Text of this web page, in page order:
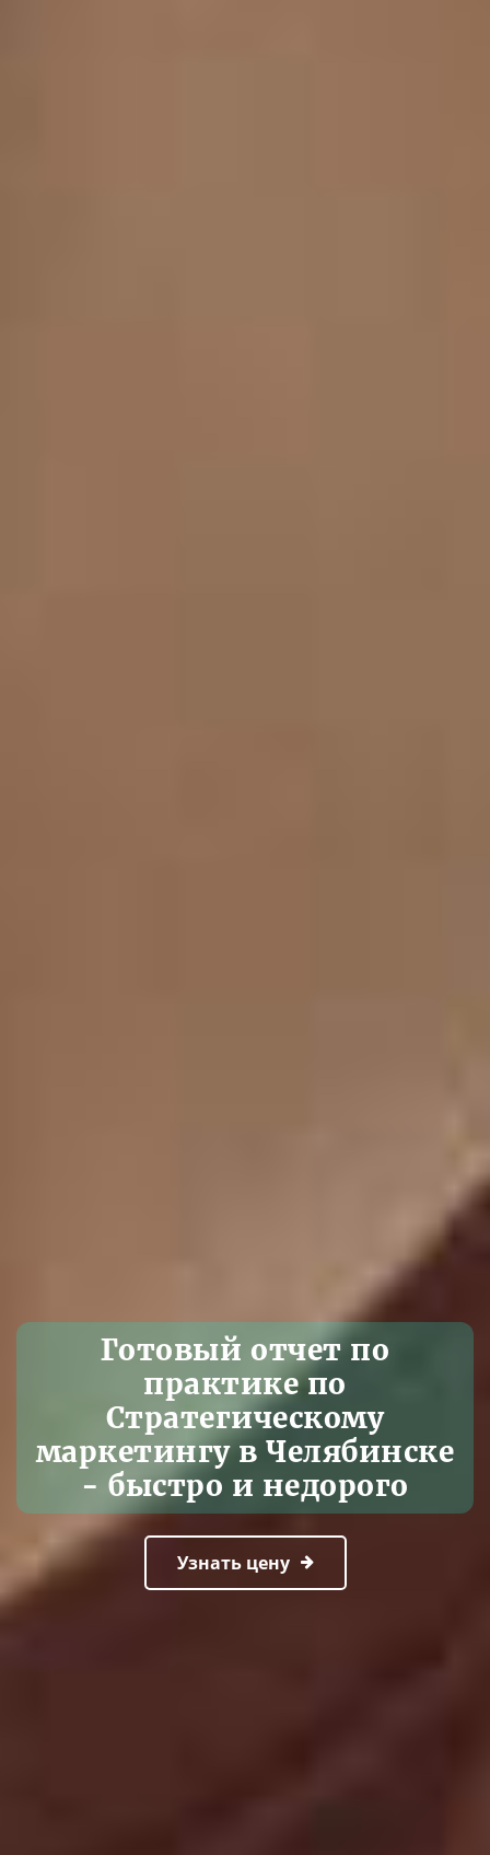
Готовый отчет по
практике по
Стратегическому
маркетингу в Челябинске
- быстро и недорого
Узнать цену